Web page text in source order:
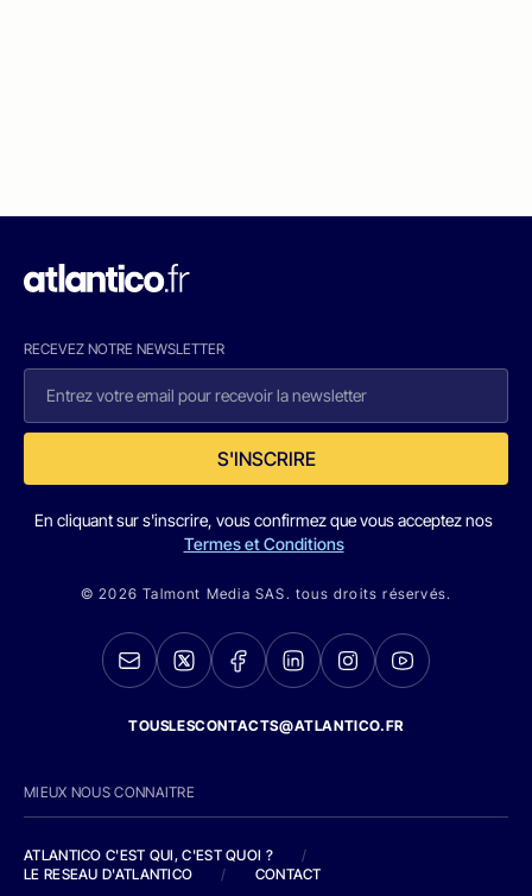
RECEVEZ NOTRE NEWSLETTER
S'INSCRIRE
En cliquant sur s'inscrire, vous confirmez que vous acceptez nos
Termes et Conditions
© 2026 Talmont Media SAS. tous droits réservés.
TOUSLESCONTACTS@ATLANTICO.FR
MIEUX NOUS CONNAITRE
ATLANTICO C'EST QUI, C'EST QUOI ?
/
LE RESEAU D'ATLANTICO
/ CONTACT